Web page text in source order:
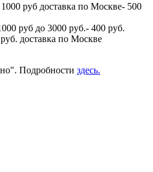
руб доставка по Москве- 500
руб до 3000 руб.- 400 руб.
доставка по Москве
Подробности здесь.